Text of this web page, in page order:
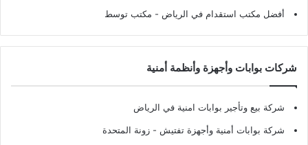
أفضل مكتب استقدام في الرياض - مكتب توسط
شركات بوابات وأجهزة وأنظمة أمنية
شركة بيع وتأجير بوابات امنية في الرياض
شركة بوابات أمنية وأجهزة تفتيش - زونة المتحدة